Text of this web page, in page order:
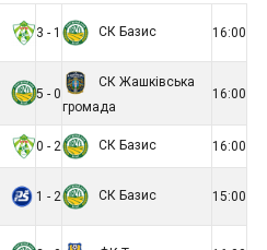
3 - 1 СК Базис 16:00
5 - 0
СК Жашківська
громада
16:00
0 - 2 СК Базис 16:00
1 - 2 СК Базис 15:00